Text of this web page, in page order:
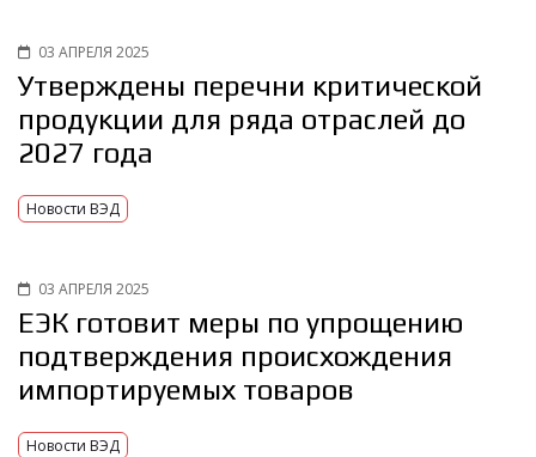
03 АПРЕЛЯ 2025
Утверждены перечни критической
продукции для ряда отраслей до
2027 года
Новости ВЭД
03 АПРЕЛЯ 2025
ЕЭК готовит меры по упрощению
подтверждения происхождения
импортируемых товаров
Новости ВЭД